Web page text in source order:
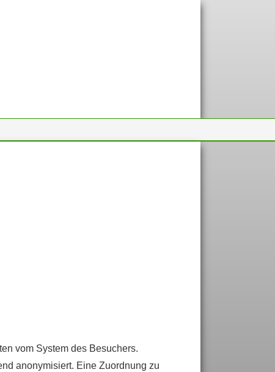
vom System des Besuchers.
anonymisiert. Eine Zuordnung zu